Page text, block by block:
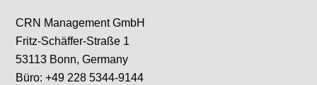
CRN Management GmbH
Fritz-Schäffer-Straße 1
53113 Bonn, Germany
Büro: +49 228 5344-9144